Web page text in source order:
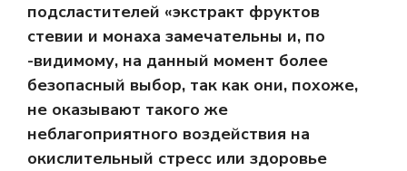
подсластителей «экстракт фруктов
стевии и монаха замечательны и, по
-видимому, на данный момент более
безопасный выбор, так как они, похоже,
не оказывают такого же
неблагоприятного воздействия на
окислительный стресс или здоровье